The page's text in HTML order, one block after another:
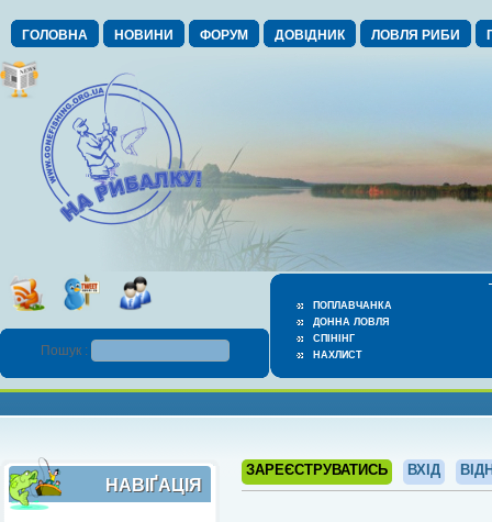
ГОЛОВНА НОВИНИ ФОРУМ ДОВІДНИК ЛОВЛЯ РИБИ
ПОПЛАВЧАНКА
ДОННА ЛОВЛЯ
СПІНІНГ
НАХЛИСТ
Пошук :
НАВІҐАЦІЯ
ЗАРЕЄСТРУВАТИСЬ ВХІД